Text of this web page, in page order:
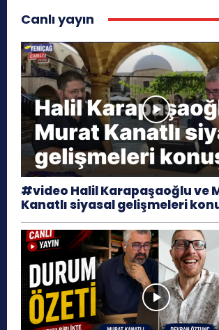
Canlı yayın
#video Halil Karapaşaoğlu ve
Kanatlı siyasal gelişmeleri